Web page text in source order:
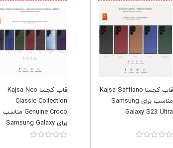
قاب کجسا Kajsa Saffiano
مناسب برای Samsung
Galaxy S23 Ultra
قاب کجسا Kajsa Neo
Classic Collection
Genuine Croco مناسب
برای Samsung Galaxy
S23 Ultra